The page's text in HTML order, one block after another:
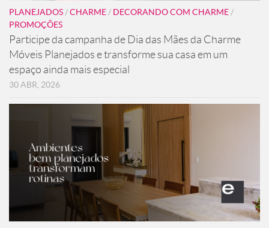
PLANEJADOS /CHARME / DECORANDO COM CHARME /
PROMOÇÕES
Participe da campanha de Dia das Mães da Charme
Móveis Planejados e transforme sua casa em um
espaço ainda mais especial
30 ABR, 2026